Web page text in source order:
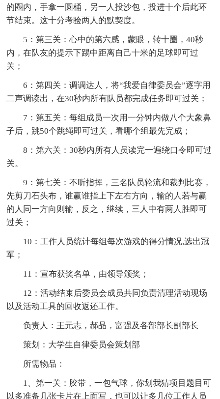
的圈内，手拿一圆桶，另一人投沙包，投进十个后此环
节结束。这十分考验两人的默契度。
5：第三关：心中的第六感，蒙眼，转十圈，40秒
内，在队友的提示下踢中距离自己十米的足球即可过
关；
6：第四关：调调达人，将“我爱自律委员会”逐字用
二声调读出，在30秒内所有队员都完成任务即可过关；
7：第五关：每组成员一次用一分钟内做八个大象鼻
子后，跳50个跳绳即可过关，看哪个组最先完成；
8：第六关：30秒内所有人员读完一遍绕口令即可过
关。
9：第七关：不听指挥，三名队员轮流和裁判比赛，
先剪刀石头布，谁赢谁指上下左右方向，输的人若与赢
的人同一方向则输，反之，继续，三人中有两人胜即可
过关；
10：工作人员统计每组每次游戏的得分情况,选出冠
军；
11：宣布获奖名单，由领导颁奖；
12：活动结束后委员会成员共同负责清理活动现场
以及活动工具的回收返还工作。
负责人：王元志，郝晶，富强及各部部长副部长
策划：大学生自律委员会策划部
所需物品：
1、第一关：胶带，一包气球，你划我猜项目题目可
以多准备几张卡片在上面写，也可以让多几位工作人员